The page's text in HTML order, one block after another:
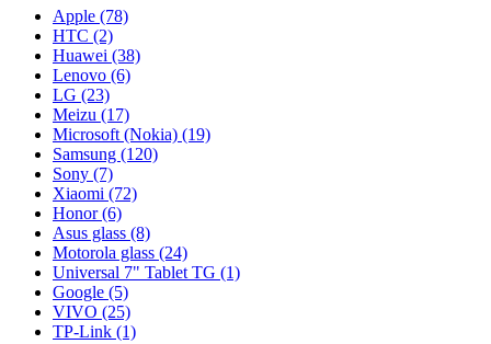
Apple (78)
HTC (2)
Huawei (38)
Lenovo (6)
LG (23)
Meizu (17)
Microsoft (Nokia) (19)
Samsung (120)
Sony (7)
Xiaomi (72)
Honor (6)
Asus glass (8)
Motorola glass (24)
Universal 7" Tablet TG (1)
Google (5)
VIVO (25)
TP-Link (1)